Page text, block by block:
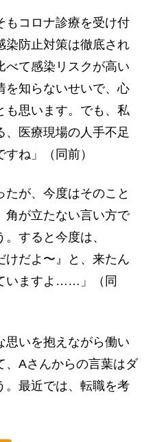
コロナ診療を受け付
染防止対策は徹底され
べて感染リスクが高い
を知らないせいで、心
も思います。でも、私
、医療現場の人手不足
ね」（同前）
が、今度はそのこと
角が立たない言い方で
すると今度は、
けだよ〜』と、来たん
いますよ……」（同
いを抱えながら働い
、Aさんからの言葉はダ
。最近では、転職を考